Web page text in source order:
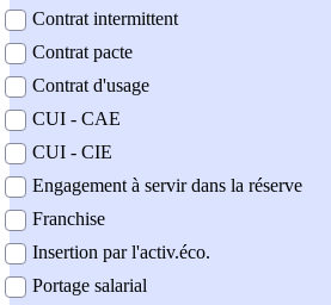
Contrat intermittent
Contrat pacte
Contrat d'usage
CUI - CAE
CUI - CIE
Engagement à servir dans la réserve
Franchise
Insertion par l'activ.éco.
Portage salarial